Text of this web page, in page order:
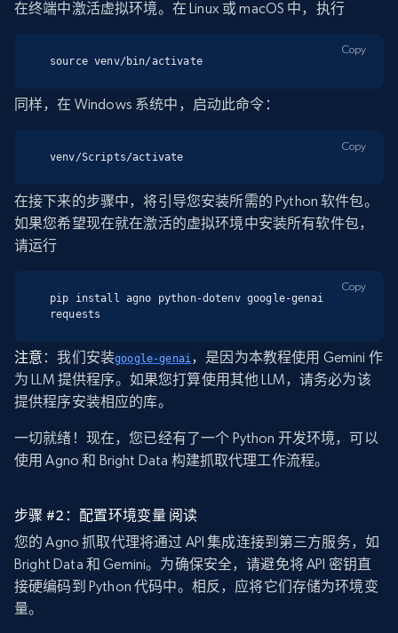
在终端中激活虚拟环境。在 Linux 或 macOS 中，执行
source venv/bin/activate
Copy
同样，在 Windows 系统中，启动此命令：
venv/Scripts/activate
Copy
在接下来的步骤中，将引导您安装所需的 Python 软件包。
如果您希望现在就在激活的虚拟环境中安装所有软件包，
请运行
pip install agno python-dotenv google-genai
requests
Copy
注意 ：我们安装google-genai，是因为本教程使用 Gemini 作
为 LLM 提供程序。如果您打算使用其他 LLM，请务必为该
提供程序安装相应的库。
一切就绪！现在，您已经有了一个 Python 开发环境，可以
使用 Agno 和 Bright Data 构建抓取代理工作流程。
步骤 #2：配置环境变量 阅读
您的 Agno 抓取代理将通过 API 集成连接到第三方服务，如
Bright Data 和 Gemini。为确保安全，请避免将 API 密钥直
接硬编码到 Python 代码中。相反，应将它们存储为环境变
量。